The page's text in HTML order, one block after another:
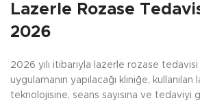
Lazerle Rozase
2026
2026 yılı itibarıyla lazerle rozase tedavisi
uygulamanın yapılacağı kliniğe, kullanılan
teknolojisine, seans sayısına ve tedaviyi